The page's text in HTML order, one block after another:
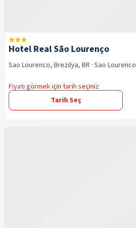
Hotel Real São Lourenço
Sao Lourenco, Brezilya, BR · Sao Lourenco
Fiyatı görmek için tarih seçiniz
Tarih Seç